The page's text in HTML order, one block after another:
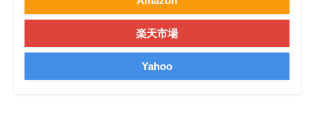
楽天市場
Yahoo